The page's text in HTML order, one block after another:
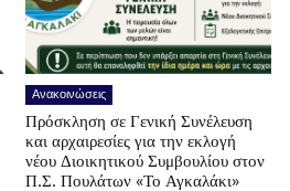
Ανακοινώσεις
Πρόσκληση σε Γενική Συνέλευση
και αρχαιρεσίες για την εκλογή
νέου Διοικητικού Συμβουλίου στον
Π.Σ. Πουλάτων «Το Αγκαλάκι»